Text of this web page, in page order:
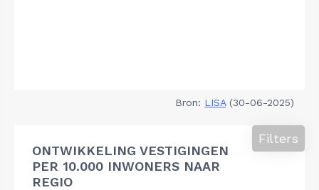
Bron: LISA(30-06-2025)
ONTWIKKELING VESTIGINGEN
PER 10.000 INWONERS NAAR
REGIO
Filters